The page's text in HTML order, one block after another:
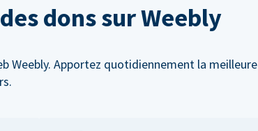
dons sur Weebly
Weebly. Apportez quotidiennement la meilleure